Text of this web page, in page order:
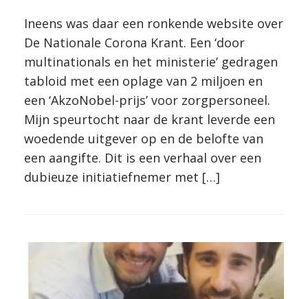
Ineens was daar een ronkende website over
De Nationale Corona Krant. Een ‘door
multinationals en het ministerie’ gedragen
tabloid met een oplage van 2 miljoen en
een ‘AkzoNobel-prijs’ voor zorgpersoneel.
Mijn speurtocht naar de krant leverde een
woedende uitgever op en de belofte van
een aangifte. Dit is een verhaal over een
dubieuze initiatiefnemer met […]